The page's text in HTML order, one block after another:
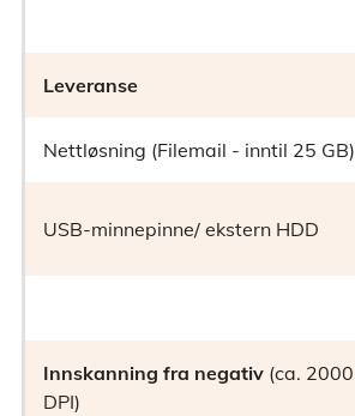
Leveranse
Nettløsning (Filemail - inntil 25 GB)
USB-minnepinne/ ekstern HDD
Innskanning fra negativ (ca. 2000
DPI)